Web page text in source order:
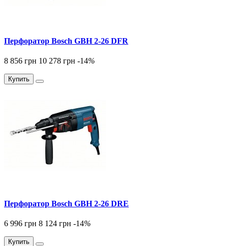
Перфоратор Bosch GBH 2-26 DFR
8 856 грн 10 278 грн -14%
Купить
Перфоратор Bosch GBH 2-26 DRE
6 996 грн 8 124 грн -14%
Купить